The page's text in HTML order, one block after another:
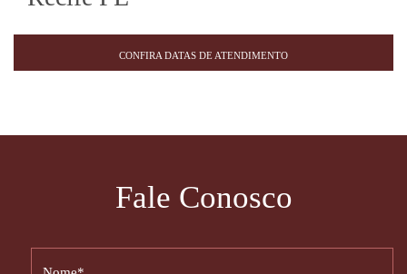
CONFIRA DATAS DE ATENDIMENTO
Fale Conosco